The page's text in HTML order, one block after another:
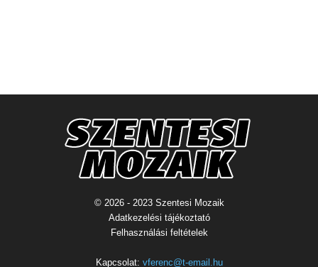
© 2026 - 2023 Szentesi Mozaik
Adatkezelési tájékoztató
Felhasználási feltételek
Kapcsolat: vferenc@t-email.hu